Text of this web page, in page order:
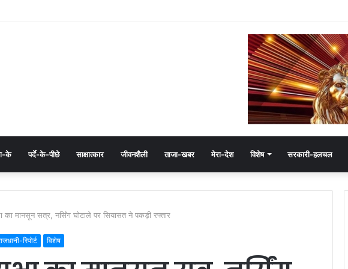
के दरबार में अध्यक्ष हेमंत खंडेलवाल, BJP की मजबूती का मांगा आशीर्वाद
के पर्दे-के-पीछे साक्षात्कार जीवनशैली ताजा-खबर मेरा-देश विशेष सरकारी-हलचल
का मानसून सत्र, नर्सिंग घोटाले पर सियासत ने पकड़ी रफ्तार
रिपोर्ट विशेष